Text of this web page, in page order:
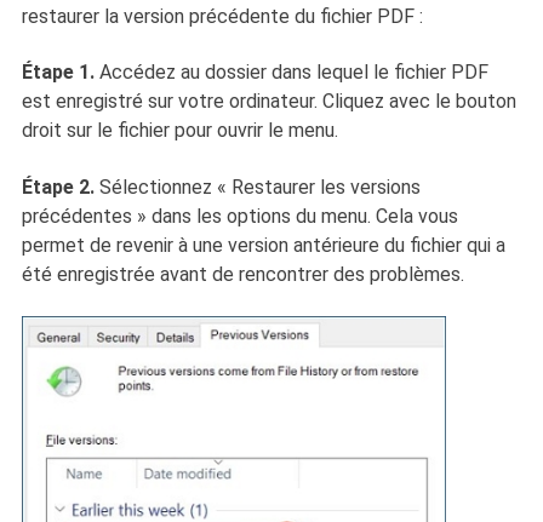
restaurer la version précédente du fichier PDF :
Étape 1.Accédez au dossier dans lequel le fichier PDF
est enregistré sur votre ordinateur. Cliquez avec le bouton
droit sur le fichier pour ouvrir le menu.
Étape 2.Sélectionnez « Restaurer les versions
précédentes » dans les options du menu. Cela vous
permet de revenir à une version antérieure du fichier qui a
été enregistrée avant de rencontrer des problèmes.